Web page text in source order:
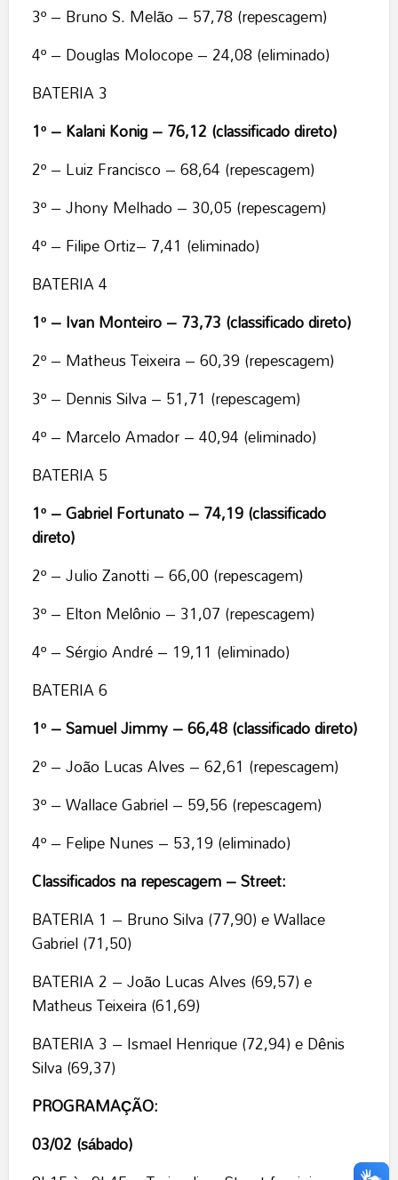
3º – Bruno S. Melão – 57,78 (repescagem)
4º – Douglas Molocope – 24,08 (eliminado)
BATERIA 3
1º – Kalani Konig – 76,12 (classificado direto)
2º – Luiz Francisco – 68,64 (repescagem)
3º – Jhony Melhado – 30,05 (repescagem)
4º – Filipe Ortiz– 7,41 (eliminado)
BATERIA 4
1º – Ivan Monteiro – 73,73 (classificado direto)
2º – Matheus Teixeira – 60,39 (repescagem)
3º – Dennis Silva – 51,71 (repescagem)
4º – Marcelo Amador – 40,94 (eliminado)
BATERIA 5
1º – Gabriel Fortunato – 74,19 (classificado
direto)
2º – Julio Zanotti – 66,00 (repescagem)
3º – Elton Melônio – 31,07 (repescagem)
4º – Sérgio André – 19,11 (eliminado)
BATERIA 6
1º – Samuel Jimmy – 66,48 (classificado direto)
2º – João Lucas Alves – 62,61 (repescagem)
3º – Wallace Gabriel – 59,56 (repescagem)
4º – Felipe Nunes – 53,19 (eliminado)
Classificados na repescagem – Street:
BATERIA 1 – Bruno Silva (77,90) e Wallace
Gabriel (71,50)
BATERIA 2 – João Lucas Alves (69,57) e
Matheus Teixeira (61,69)
BATERIA 3 – Ismael Henrique (72,94) e Dênis
Silva (69,37)
PROGRAMAÇÃO:
03/02 (sábado)